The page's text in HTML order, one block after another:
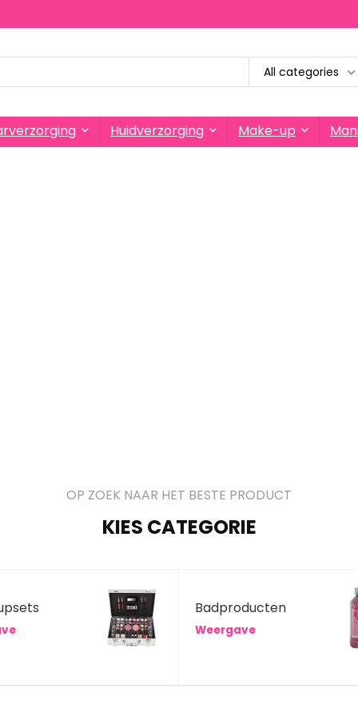
All categories
Huidverzorging Make-up
OP ZOEK NAAR HET BESTE PRODUCT
KIES CATEGORIE
Badproducten
Weergave